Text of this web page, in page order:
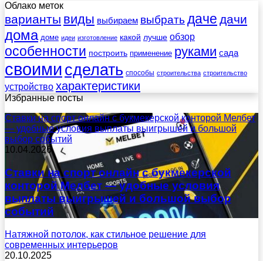
Облако меток
варианты виды выбираем выбрать даче дачи
дома доме идеи изготовление какой лучше обзор
особенности построить применение руками сада
своими сделать способы строительства строительство
устройство характеристики
Избранные посты
Ставки на спорт онлайн с букмекерской конторой Мелбет
— удобные условия выплаты выигрышей и большой
выбор событий
10.04.2026
Ставки на спорт онлайн с букмекерской
конторой Мелбет — удобные условия
выплаты выигрышей и большой выбор
событий
Натяжной потолок, как стильное решение для
современных интерьеров
20.10.2025